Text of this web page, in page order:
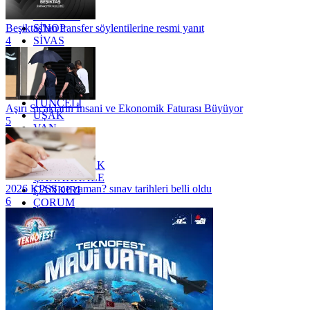
SAKARYA
SİNOP
SİVAS
SİİRT
TEKİRDAĞ
TOKAT
TRABZON
TUNCELİ
UŞAK
VAN
YALOVA
YOZGAT
ZONGULDAK
ÇANAKKALE
ÇANKIRI
ÇORUM
İSTANBUL
İZMİR
ŞANLIURFA
ŞIRNAK
Beşiktaş'tan transfer söylentilerine resmi yanıt
4
Aşırı Sıcakların İnsani ve Ekonomik Faturası Büyüyor
5
2026 KPSS ne zaman? sınav tarihleri belli oldu
6